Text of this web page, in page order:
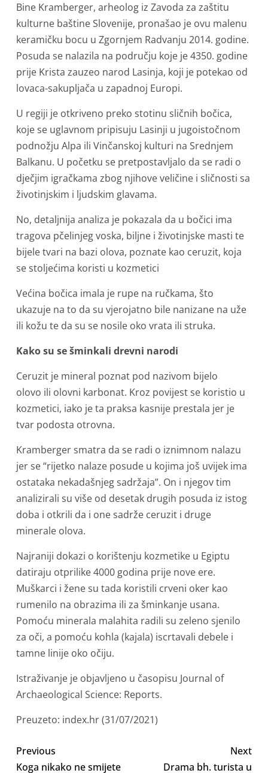
Bine Kramberger, arheolog iz Zavoda za zaštitu
kulturne baštine Slovenije, pronašao je ovu malenu
keramičku bocu u Zgornjem Radvanju 2014. godine.
Posuda se nalazila na području koje je 4350. godine
prije Krista zauzeo narod Lasinja, koji je potekao od
lovaca-sakupljača u zapadnoj Europi.
U regiji je otkriveno preko stotinu sličnih bočica,
koje se uglavnom pripisuju Lasinji u jugoistočnom
podnožju Alpa ili Vinčanskoj kulturi na Srednjem
Balkanu. U početku se pretpostavljalo da se radi o
dječjim igračkama zbog njihove veličine i sličnosti sa
životinjskim i ljudskim glavama.
No, detaljnija analiza je pokazala da u bočici ima
tragova pčelinjeg voska, biljne i životinjske masti te
bijele tvari na bazi olova, poznate kao ceruzit, koja
se stoljećima koristi u kozmetici
Većina bočica imala je rupe na ručkama, što
ukazuje na to da su vjerojatno bile nanizane na uže
ili kožu te da su se nosile oko vrata ili struka.
Kako su se šminkali drevni narodi
Ceruzit je mineral poznat pod nazivom bijelo
olovo ili olovni karbonat. Kroz povijest se koristio u
kozmetici, iako je ta praksa kasnije prestala jer je
tvar podosta otrovna.
Kramberger smatra da se radi o iznimnom nalazu
jer se “rijetko nalaze posude u kojima još uvijek ima
ostataka nekadašnjeg sadržaja”. On i njegov tim
analizirali su više od desetak drugih posuda iz istog
doba i otkrili da i one sadrže ceruzit i druge
minerale olova.
Najraniji dokazi o korištenju kozmetike u Egiptu
datiraju otprilike 4000 godina prije nove ere.
Muškarci i žene su tada koristili crveni oker kao
rumenilo na obrazima ili za šminkanje usana.
Pomoću minerala malahita radili su zeleno sjenilo
za oči, a pomoću kohla (kajala) iscrtavali debele i
tamne linije oko očiju.
Istraživanje je objavljeno u časopisu Journal of
Archaeological Science: Reports.
Preuzeto: index.hr (31/07/2021)
Previous
Koga nikako ne smijete
Next
Drama bh. turista u